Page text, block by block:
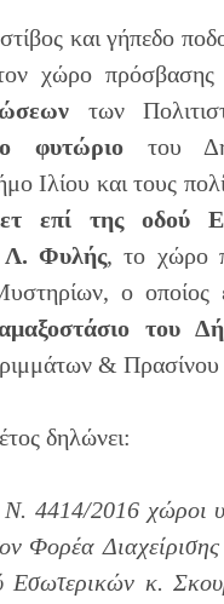
και γήπεδο
χώρο
των
φυτώριοτου
Ιλίου και τους
επί της οδού
Λ. Φυλής, το χώρο
ο
του
&
δηλώνει:
4414/2016 χώροι
Φορέα
Εσωτερικών κ.